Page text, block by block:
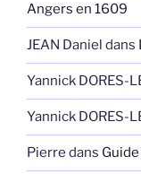
Angers en 1609
JEAN Daniel dans
Yannick DORES-
Yannick DORES-
Pierre dans